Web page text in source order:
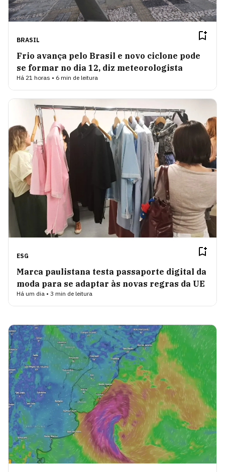
BRASIL
Frio avança pelo Brasil e novo ciclone pode
se formar no dia 12, diz meteorologista
Há 21 horas • 6 min de leitura
ESG
Marca paulistana testa passaporte digital da
moda para se adaptar às novas regras da UE
Há um dia • 3 min de leitura